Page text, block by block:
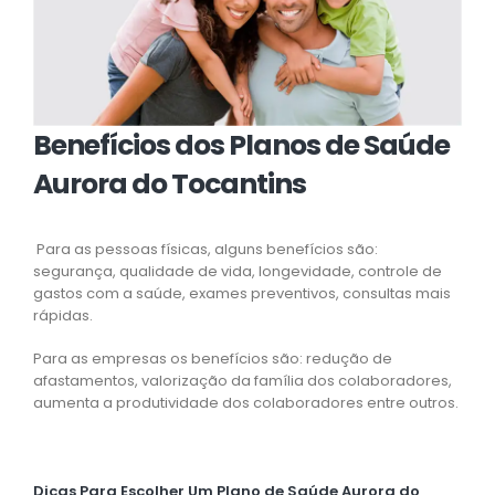
Benefícios dos Planos de Saúde
Aurora do Tocantins
Para as pessoas físicas, alguns benefícios são:
segurança, qualidade de vida, longevidade, controle de
gastos com a saúde, exames preventivos, consultas mais
rápidas.
Para as empresas os benefícios são: redução de
afastamentos, valorização da família dos colaboradores,
aumenta a produtividade dos colaboradores entre outros.